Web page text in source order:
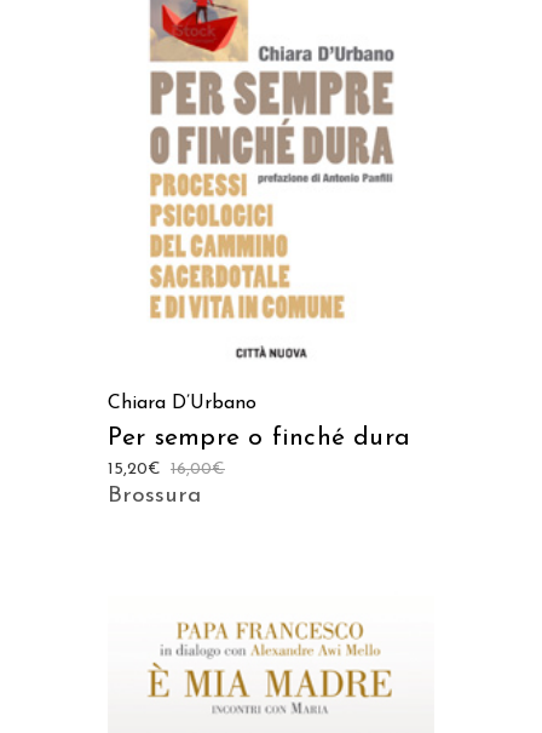
AGGIUNGI AL CARRELLO
Chiara D’Urbano
Per sempre o finché dura
16,00€
15,20€
Brossura